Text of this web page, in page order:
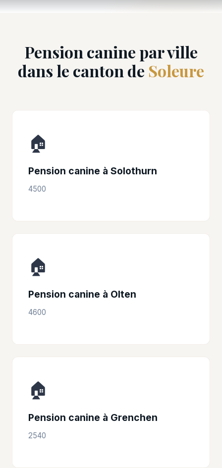
Pension canine par ville
dans le canton de Soleure
🏠
Pension canine à Solothurn
4500
🏠
Pension canine à Olten
4600
🏠
Pension canine à Grenchen
2540